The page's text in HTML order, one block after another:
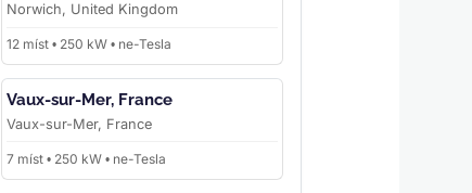
Norwich, United Kingdom
12 míst • 250 kW • ne-Tesla
Vaux-sur-Mer, France
Vaux-sur-Mer, France
7 míst • 250 kW • ne-Tesla